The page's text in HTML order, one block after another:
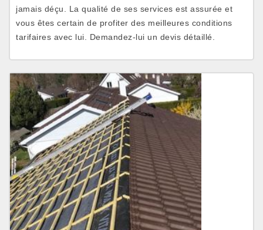
jamais déçu. La qualité de ses services est assurée et
vous êtes certain de profiter des meilleures conditions
tarifaires avec lui. Demandez-lui un devis détaillé.